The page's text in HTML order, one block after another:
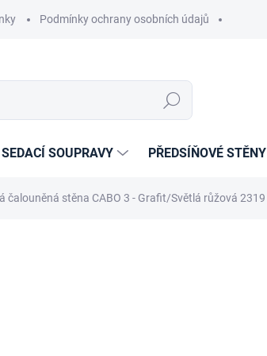
Podmínky ochrany osobních údajů
Hledat
SOUPRAVY PŘEDSÍŇOVÉ STĚNY
čalouněná stěna CABO 3 - Grafit/Světlá růžová 2319